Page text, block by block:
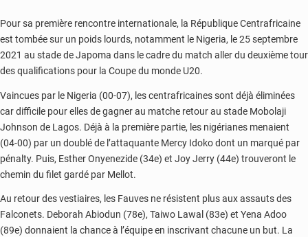
Pour sa première rencontre internationale, la République Centrafricaine
est tombée sur un poids lourds, notamment le Nigeria, le 25 septembre
2021 au stade de Japoma dans le cadre du match aller du deuxième tour
des qualifications pour la Coupe du monde U20.
Vaincues par le Nigeria (00-07), les centrafricaines sont déjà éliminées
car difficile pour elles de gagner au matche retour au stade Mobolaji
Johnson de Lagos. Déjà à la première partie, les nigérianes menaient
(04-00) par un doublé de l’attaquante Mercy Idoko dont un marqué par
pénalty. Puis, Esther Onyenezide (34e) et Joy Jerry (44e) trouveront le
chemin du filet gardé par Mellot.
Au retour des vestiaires, les Fauves ne résistent plus aux assauts des
Falconets. Deborah Abiodun (78e), Taiwo Lawal (83e) et Yena Adoo
(89e) donnaient la chance à l’équipe en inscrivant chacune un but. La